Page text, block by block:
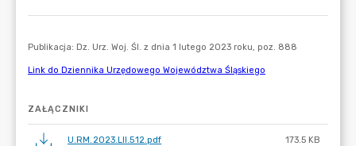
ZAŁĄCZNIKI
U.RM.2023.LII.512.pdf 173.5 KB